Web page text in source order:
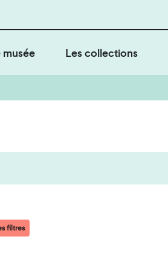
musée Les collections
filtres